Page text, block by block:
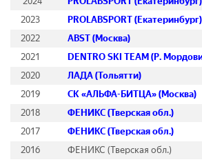
2023
PROLABSPORT (Екатеринбург)
2022
ABST (Москва)
2021
DENTRO SKI TEAM (Р.
2020
ЛАДА (Тольятти)
2019
СК «АЛЬФА-БИТЦА» (Москва)
2018
ФЕНИКС (Тверская обл.)
2017
ФЕНИКС (Тверская обл.)
2016
ФЕНИКС (Тверская обл.)